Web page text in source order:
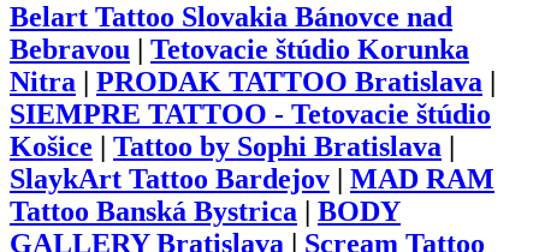
Belart Tattoo Slovakia Bánovce nad
Bebravou
Tetovacie štúdio Korunka
Nitra
PRODAK TATTOO Bratislava
SIEMPRE TATTOO - Tetovacie štúdio
Košice
Tattoo by Sophi Bratislava
SlaykArt Tattoo Bardejov
MAD RAM
Tattoo Banská Bystrica
BODY
GALLERY Bratislava
Scream Tattoo